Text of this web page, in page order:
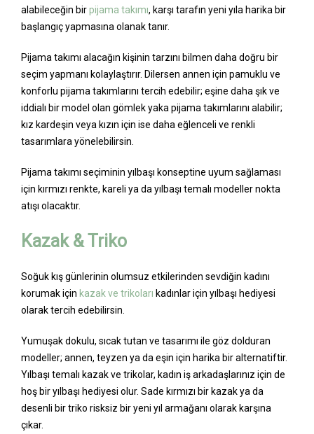
alabileceğin birpijama takımı, karşı tarafın yeni yıla harika bir
başlangıç yapmasına olanak tanır.
Pijama takımı alacağın kişinin tarzını bilmen daha doğru bir
seçim yapmanı kolaylaştırır. Dilersen annen için pamuklu ve
konforlu pijama takımlarını tercih edebilir; eşine daha şık ve
iddialı bir model olan gömlek yaka pijama takımlarını alabilir;
kız kardeşin veya kızın için ise daha eğlenceli ve renkli
tasarımlara yönelebilirsin.
Pijama takımı seçiminin yılbaşı konseptine uyum sağlaması
için kırmızı renkte, kareli ya da yılbaşı temalı modeller nokta
atışı olacaktır.
Kazak & Triko
Soğuk kış günlerinin olumsuz etkilerinden sevdiğin kadını
korumak için kazak ve trikoları kadınlar için yılbaşı hediyesi
olarak tercih edebilirsin.
Yumuşak dokulu, sıcak tutan ve tasarımı ile göz dolduran
modeller; annen, teyzen ya da eşin için harika bir alternatiftir.
Yılbaşı temalı kazak ve trikolar, kadın iş arkadaşlarınız için de
hoş bir yılbaşı hediyesi olur. Sade kırmızı bir kazak ya da
desenli bir triko risksiz bir yeni yıl armağanı olarak karşına
çıkar.